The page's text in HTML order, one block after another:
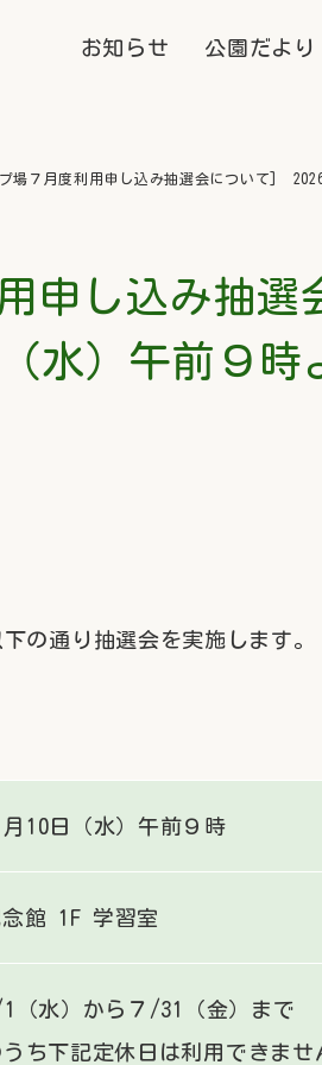
お知らせ 公園だより
場７月度利用申し込み抽選会について]
申し込み抽選
水）午前９時
の通り抽選会を実施します。
月10日（水）午前９時
念館 1F 学習室
（水）から７/31（金）まで
ち下記定休日は利用できませ